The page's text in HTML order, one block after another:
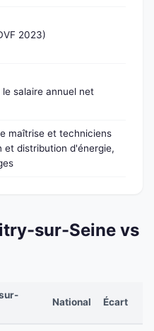
2023)
salaire annuel net
maîtrise et techniciens
et distribution d'énergie,
sur-Seine vs
National Écart